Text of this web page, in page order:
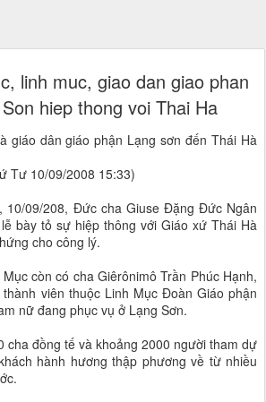
linh muc, giao dan giao phan
hiep thong voi Thai Ha
giáo dân giáo phận Lạng sơn đến Thái Hà
Tư 10/09/2008 15:33)
10/09/208, Đức cha Giuse Đặng Đức Ngân
bày tỏ sự hiệp thông với Giáo xứ Thái Hà
cho công lý.
còn có cha Giêrônimô Trần Phúc Hạnh,
viên thuộc Linh Mục Đoàn Giáo phận
nữ đang phục vụ ở Lạng Sơn.
cha đồng tế và khoảng 2000 người tham dự
hành hương thập phương về từ nhiều